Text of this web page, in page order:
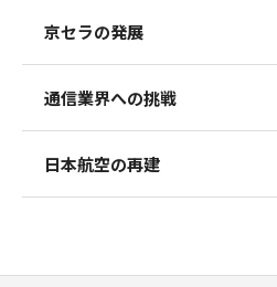
京セラの発展
通信業界への挑戦
日本航空の再建